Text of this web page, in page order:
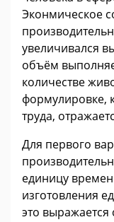
Эконмическое
увеличивался
объём
количестве
формулировке,
труда,
Для первого
единицу
изготовления
это